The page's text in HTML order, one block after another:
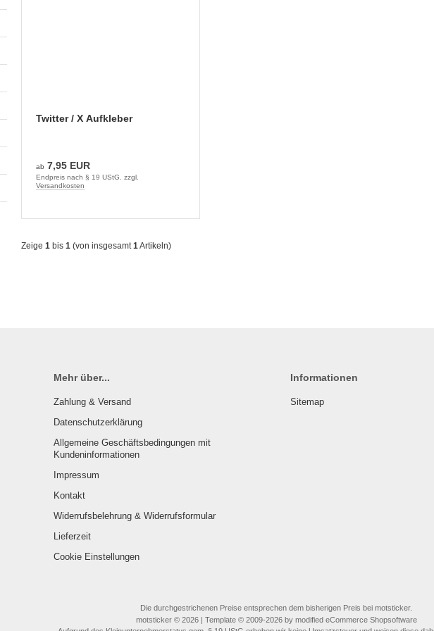
Twitter / X Aufkleber
ab 7,95 EUR
Endpreis nach § 19 UStG. zzgl.
Versandkosten
Zeige 1 bis 1 (von insgesamt 1 Artikeln)
Mehr über...
Zahlung & Versand
Datenschutzerklärung
Allgemeine Geschäftsbedingungen mit
Kundeninformationen
Impressum
Kontakt
Widerrufsbelehrung & Widerrufsformular
Lieferzeit
Cookie Einstellungen
Informationen
Sitemap
Die durchgestrichenen Preise entsprechen dem bisherigen Preis bei motsticker.
motsticker © 2026 | Template © 2009-2026 by modified eCommerce Shopsoftware